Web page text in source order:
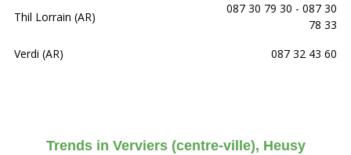
Thil Lorrain (AR)
087 30 79 30 - 087 30
78 33
Verdi (AR)
087 32 43 60
Trends in Verviers (centre-ville), Heusy